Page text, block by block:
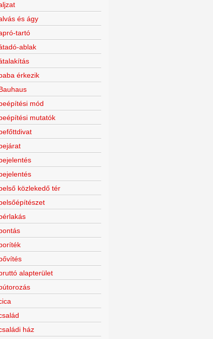
és ágy
tartó
ablak
érkezik
mód
mutatók
közlekedő tér
alapterület
ház